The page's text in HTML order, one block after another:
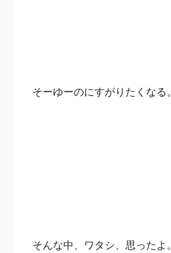
そーゆーのにすがりたくなる。
そんな中、ワタシ、思ったよ。